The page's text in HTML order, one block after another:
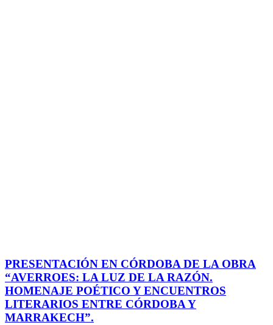
PRESENTACIÓN EN CÓRDOBA DE LA OBRA
“AVERROES: LA LUZ DE LA RAZÓN.
HOMENAJE POÉTICO Y ENCUENTROS
LITERARIOS ENTRE CÓRDOBA Y
MARRAKECH”.